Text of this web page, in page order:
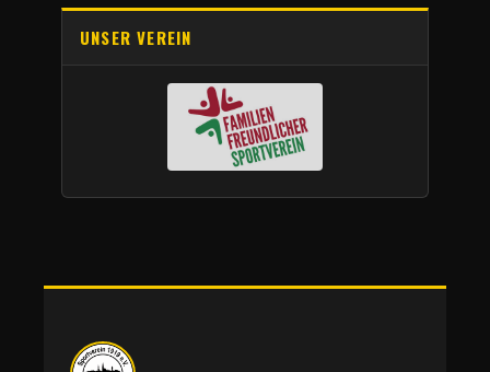
UNSER VEREIN